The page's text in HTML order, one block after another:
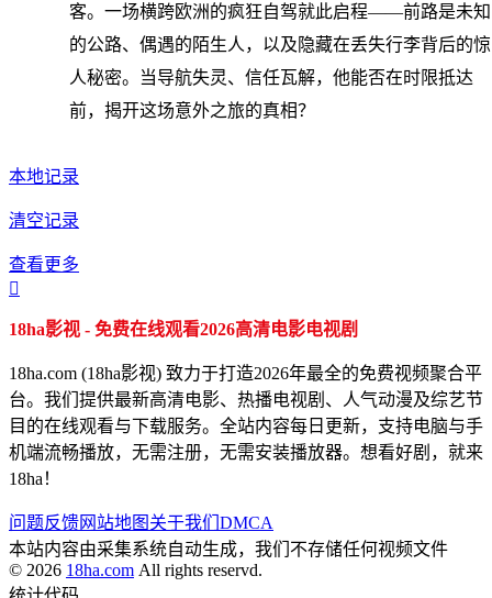
客。一场横跨欧洲的疯狂自驾就此启程——前路是未知
的公路、偶遇的陌生人，以及隐藏在丢失行李背后的惊
人秘密。当导航失灵、信任瓦解，他能否在时限抵达
前，揭开这场意外之旅的真相？
本地记录
清空记录
查看更多

18ha影视 - 免费在线观看2026高清电影电视剧
18ha.com (18ha影视) 致力于打造2026年最全的免费视频聚合平
台。我们提供最新高清电影、热播电视剧、人气动漫及综艺节
目的在线观看与下载服务。全站内容每日更新，支持电脑与手
机端流畅播放，无需注册，无需安装播放器。想看好剧，就来
18ha！
问题反馈网站地图 关于我们 DMCA
本站内容由采集系统自动生成，我们不存储任何视频文件
© 2026 18ha.com All rights reservd.